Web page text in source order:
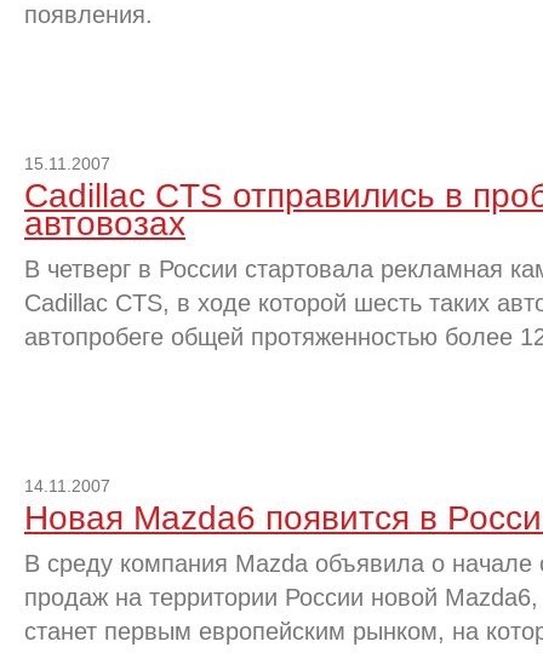
появления.
15.11.2007
Cadillac CTS отправились в
автовозах
В четверг в России стартовала рекламная
Cadillac CTS, в ходе которой шесть таких
автопробеге общей протяженностью более
14.11.2007
Новая Mazda6 появится в
В среду компания Mazda объявила о начале
продаж на территории России новой
станет первым европейским рынком, на